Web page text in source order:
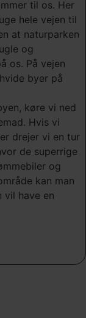
til os. Her
hele vejen til
at naturparken
og
os. På vejen
byer på
køre vi ned
Hvis vi
drejer vi en tur
de superrige
og
kan man
vil have en